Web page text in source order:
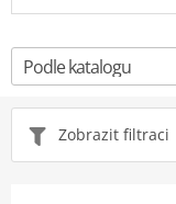
Zobrazit filtraci